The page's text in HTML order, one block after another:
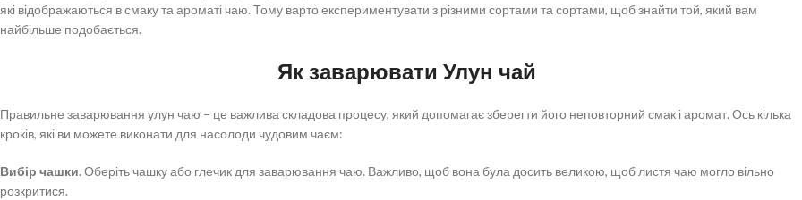
які відображаються в смаку та ароматі чаю. Тому варто експериментувати з різними сортами та сортами, щоб знайти той, який вам
найбільше подобається.
Як заварювати Улун чай
Правильне заварювання улун чаю – це важлива складова процесу, який допомагає зберегти його неповторний смак і аромат. Ось кілька
кроків, які ви можете виконати для насолоди чудовим чаєм:
Вибір чашки.Оберіть чашку або глечик для заварювання чаю. Важливо, щоб вона була досить великою, щоб листя чаю могло вільно
розкритися.